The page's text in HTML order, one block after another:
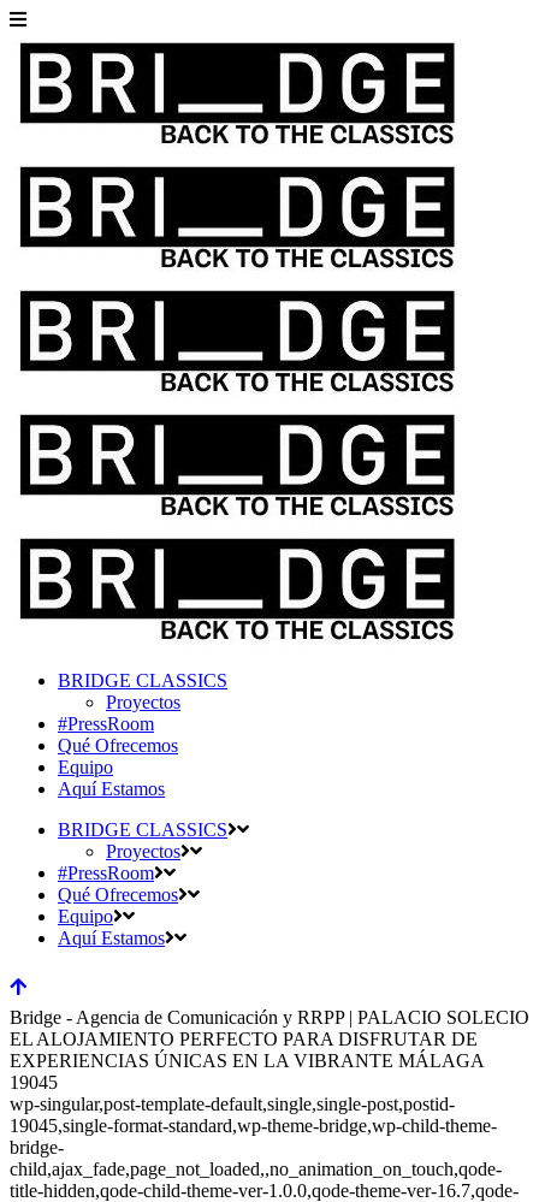
BRIDGE CLASSICS
Proyectos
#PressRoom
Qué Ofrecemos
Equipo
Aquí Estamos
BRIDGE CLASSICS
Proyectos
#PressRoom
Qué Ofrecemos
Equipo
Aquí Estamos
Bridge - Agencia de Comunicación y RRPP | PALACIO SOLECIO
EL ALOJAMIENTO PERFECTO PARA DISFRUTAR DE
EXPERIENCIAS ÚNICAS EN LA VIBRANTE MÁLAGA
19045
wp-singular,post-template-default,single,single-post,postid-
19045,single-format-standard,wp-theme-bridge,wp-child-theme-
bridge-
child,ajax_fade,page_not_loaded,,no_animation_on_touch,qode-
title-hidden,qode-child-theme-ver-1.0.0,qode-theme-ver-16.7,qode-